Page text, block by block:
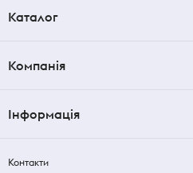
Каталог
Компанія
Інформація
Контакти